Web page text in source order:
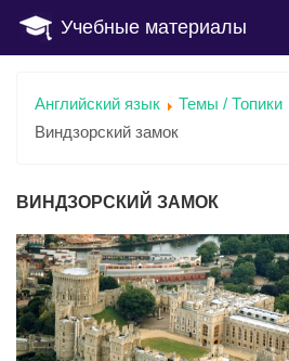
Учебные материалы
Английский язык Темы / Топики
Виндзорский замок
ВИНДЗОРСКИЙ ЗАМОК